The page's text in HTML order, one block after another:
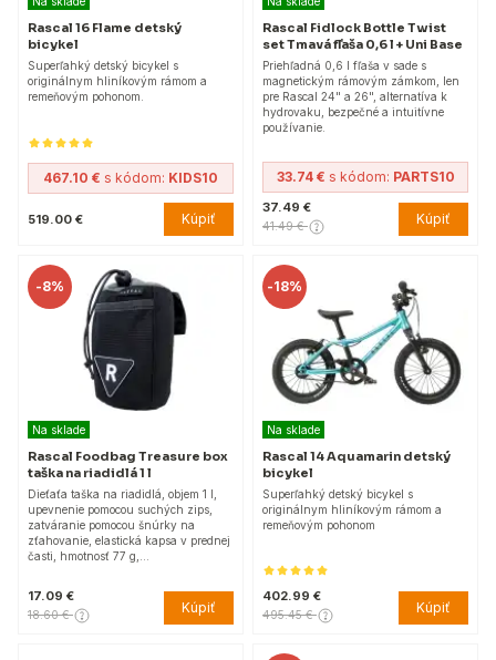
Rascal 16 Flame detský
bicykel
Superľahký detský bicykel s
originálnym hliníkovým rámom a
remeňovým pohonom.
467.10 € s kódom: KIDS10
519.00 € Kúpiť
Rascal Fidlock Bottle Twist
set Tmavá fľaša 0,6 l + Uni Base
Priehľadná 0,6 l fľaša v sade s
magnetickým rámovým zámkom, len
pre Rascal 24" a 26", alternatíva k
hydrovaku, bezpečné a intuitívne
používanie.
33.74 € s kódom: PARTS10
37.49 €
41.49 € Kúpiť
-8%
Na sklade
Rascal Foodbag Treasure box
taška na riadidlá 1 l
Dieťaťa taška na riadidlá, objem 1 l,
upevnenie pomocou suchých zips,
zatváranie pomocou šnúrky na
zťahovanie, elastická kapsa v prednej
časti, hmotnosť 77 g,…
17.09 €
18.60 € Kúpiť
-18%
Na sklade
Rascal 14 Aquamarin detský
bicykel
Superľahký detský bicykel s
originálnym hliníkovým rámom a
remeňovým pohonom
402.99 €
495.45 € Kúpiť